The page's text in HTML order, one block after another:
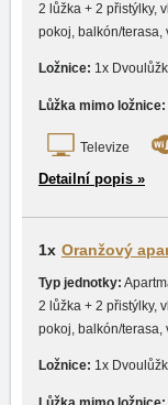
2 lůžka + 2 přistýlky,
pokoj, balkón/terasa,
Ložnice: 1x
Lůžka mimo ložnice:
Televize
Detailní popis »
1x Oranžový
Typ jednotky:
2 lůžka + 2 přistýlky,
pokoj, balkón/terasa,
Ložnice: 1x